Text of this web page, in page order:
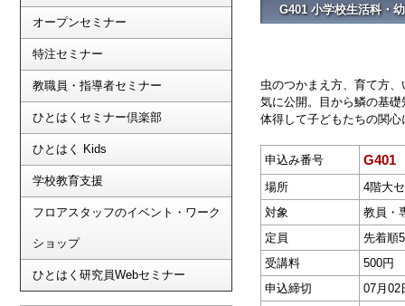
オープンセミナー
特注セミナー
教職員・指導者セミナー
ひとはくセミナー倶楽部
ひとはく Kids
学校教育支援
フロアスタッフのイベント・ワーク
ショップ
ひとはく研究員Webセミナー
G401 小学校生活科・
虫のつかまえ方、育て方
気に公開。目から鱗の基
体得して子どもたちの関
申込み番号 G401
場所
4階大
対象
教員・
定員
先着順
受講料
500円
申込締切
07月02